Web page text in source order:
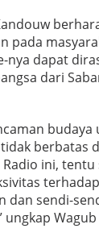
pada
dapat
dari
budaya
berbatas
ini, tentu
dan sendi-
ungkap